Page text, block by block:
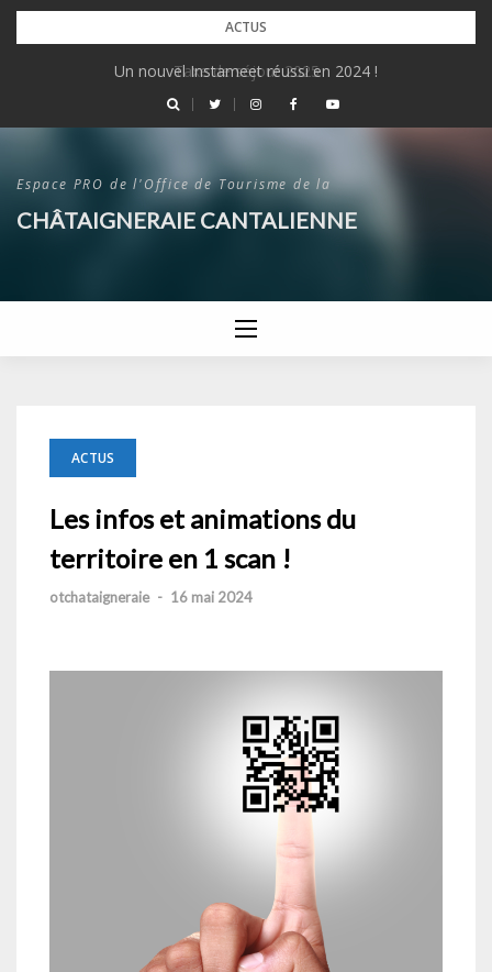
Skip
ACTUS
Taxe de séjour 2025
Un nouvel Instameet réussi en 2024 !
Espace PRO de l'Office de Tourisme de la
CHÂTAIGNERAIE CANTALIENNE
ACTUS
Les infos et animations du
territoire en 1 scan !
otchataigneraie - 16 mai 2024